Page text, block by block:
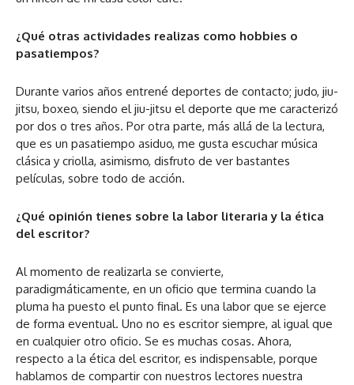
¿Qué otras actividades realizas como hobbies o
pasatiempos?
Durante varios años entrené deportes de contacto; judo, jiu-
jitsu, boxeo, siendo el jiu-jitsu el deporte que me caracterizó
por dos o tres años. Por otra parte, más allá de la lectura,
que es un pasatiempo asiduo, me gusta escuchar música
clásica y criolla, asimismo, disfruto de ver bastantes
películas, sobre todo de acción.
¿Qué opinión tienes sobre la labor literaria y la ética
del escritor?
Al momento de realizarla se convierte,
paradigmáticamente, en un oficio que termina cuando la
pluma ha puesto el punto final. Es una labor que se ejerce
de forma eventual. Uno no es escritor siempre, al igual que
en cualquier otro oficio. Se es muchas cosas. Ahora,
respecto a la ética del escritor, es indispensable, porque
hablamos de compartir con nuestros lectores nuestra